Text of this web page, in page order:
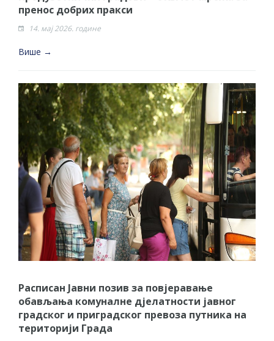
пренос добрих пракси
14. мај 2026. године
Више →
Расписан Jавни позив за повјеравање
обављања комуналне дјелатности јавног
градског и приградског превоза путника на
територији Града